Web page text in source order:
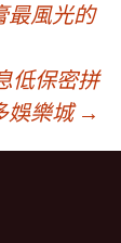
最風光的
低保密拼
娛樂城 →